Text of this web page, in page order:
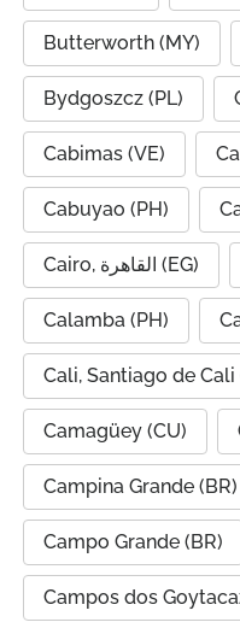
Butterworth (MY)
Bydgoszcz (PL)
Cabimas (VE)
Cabuyao (PH)
Cairo, القاهرة (EG)
Calamba (PH)
Cali, Santiago de Cali
Camagüey (CU)
Campina Grande (BR)
Campo Grande (BR)
Campos dos